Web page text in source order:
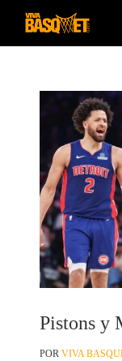
Saltar
Pistons y
PORVIVA